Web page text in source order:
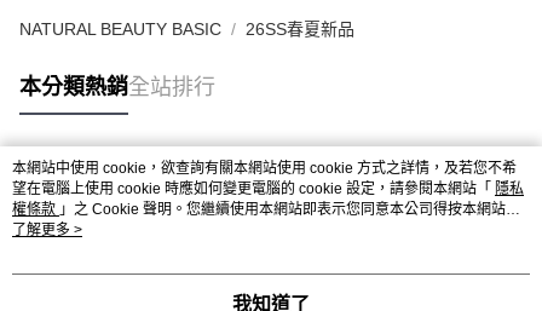
NATURAL BEAUTY BASIC 26SS春夏新品
本分類熱銷全站排行
熱門標籤
本網站中使用 cookie，欲查詢有關本網站使用 cookie 方式之詳情，及若您不希
望在電腦上使用 cookie 時應如何變更電腦的 cookie 設定，請參閱本網站「 隱私
權條款 」之 Cookie 聲明。您繼續使用本網站即表示您同意本公司得按本網站使
用條款之 Cookie 聲明使用 cookie。
了解更多 >
我知道了